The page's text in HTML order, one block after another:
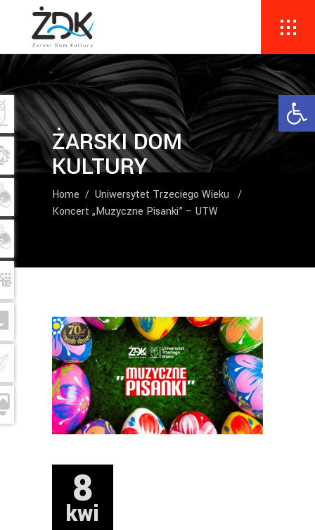
ŻARSKI DOM
KULTURY
Home / Uniwersytet Trzeciego Wieku
/
Koncert „Muzyczne Pisanki” – UTW
8
kwi